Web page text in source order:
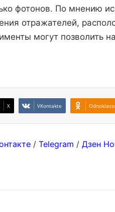
фотонов. По мнению
отражателей,
могут позволить
X VKontakte
/ Telegram / Дзен